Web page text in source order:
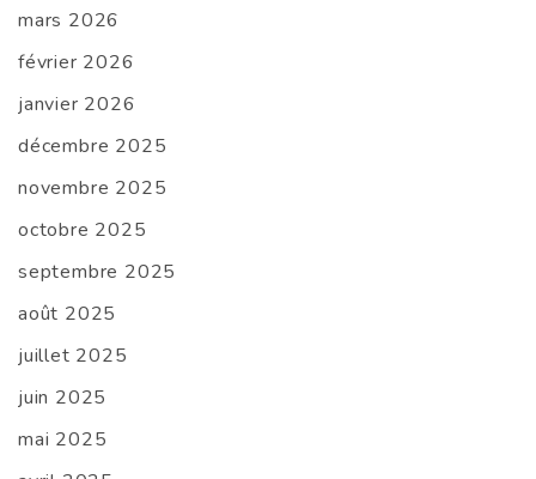
mars 2026
février 2026
janvier 2026
décembre 2025
novembre 2025
octobre 2025
septembre 2025
août 2025
juillet 2025
juin 2025
mai 2025